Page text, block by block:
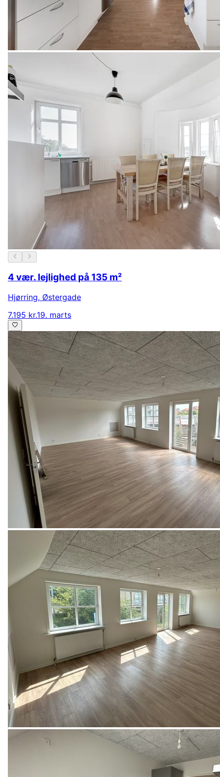
4 vær. lejlighed på 135 m²
Hjørring, Østergade
7.195 kr.19. marts